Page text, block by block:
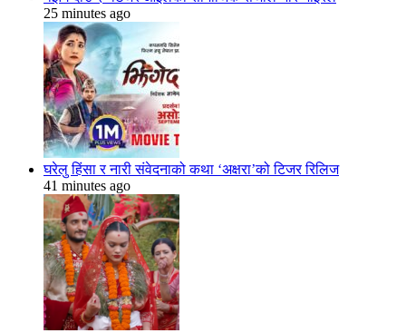
25 minutes ago
घरेलु हिंसा र नारी संवेदनाको कथा ‘अक्षरा’को टिजर रिलिज
41 minutes ago